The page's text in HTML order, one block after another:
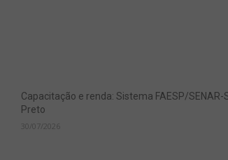
Capacitação e renda: Sistema FAESP/
Preto
30/07/2026